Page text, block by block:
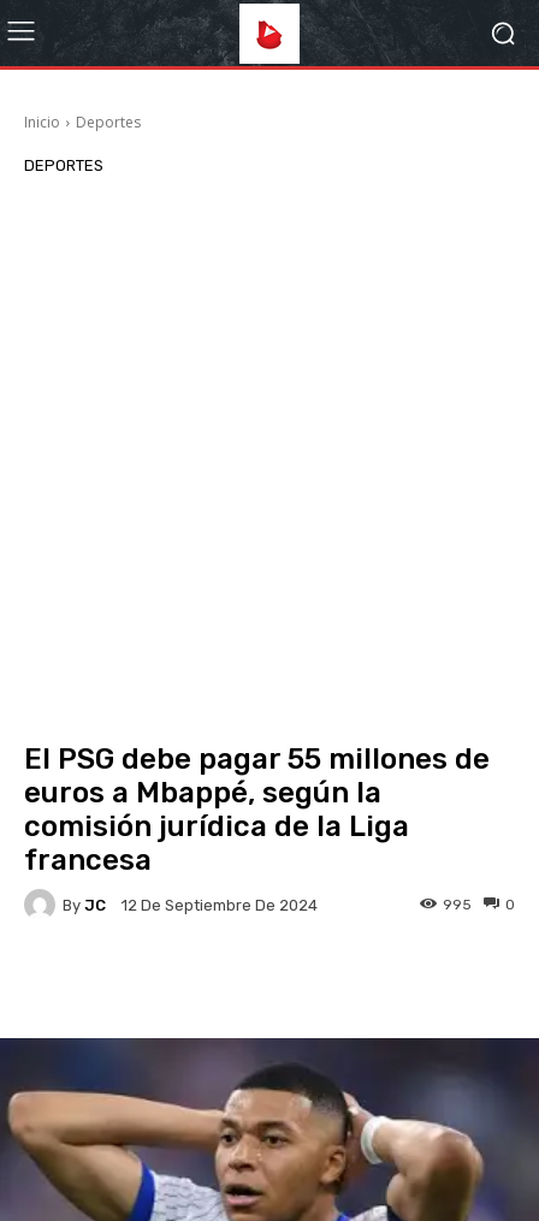
Inicio Deportes
DEPORTES
El PSG debe pagar 55 millones de
euros a Mbappé, según la
comisión jurídica de la Liga
francesa
By JC 12 De Septiembre De 2024 0
995